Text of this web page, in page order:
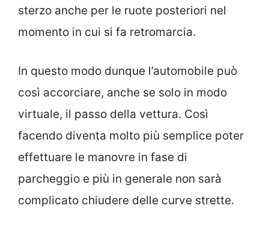
sterzo anche per le ruote posteriori nel
momento in cui si fa retromarcia.
In questo modo dunque l’automobile può
così accorciare, anche se solo in modo
virtuale, il passo della vettura. Così
facendo diventa molto più semplice poter
effettuare le manovre in fase di
parcheggio e più in generale non sarà
complicato chiudere delle curve strette.